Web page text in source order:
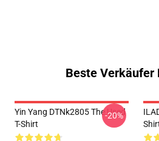
Beste Verkäufer
Yin Yang DTNk2805 The Used
T-Shirt
-20%